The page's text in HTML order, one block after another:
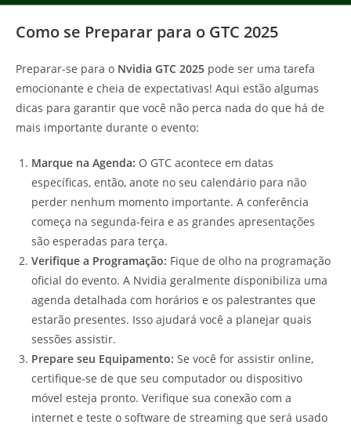
Como se Preparar para o GTC 2025
Preparar-se para o Nvidia GTC 2025 pode ser uma tarefa
emocionante e cheia de expectativas! Aqui estão algumas
dicas para garantir que você não perca nada do que há de
mais importante durante o evento:
Marque na Agenda: O GTC acontece em datas
específicas, então, anote no seu calendário para não
perder nenhum momento importante. A conferência
começa na segunda-feira e as grandes apresentações
são esperadas para terça.
Verifique a Programação: Fique de olho na programação
oficial do evento. A Nvidia geralmente disponibiliza uma
agenda detalhada com horários e os palestrantes que
estarão presentes. Isso ajudará você a planejar quais
sessões assistir.
Prepare seu Equipamento: Se você for assistir online,
certifique-se de que seu computador ou dispositivo
móvel esteja pronto. Verifique sua conexão com a
internet e teste o software de streaming que será usado